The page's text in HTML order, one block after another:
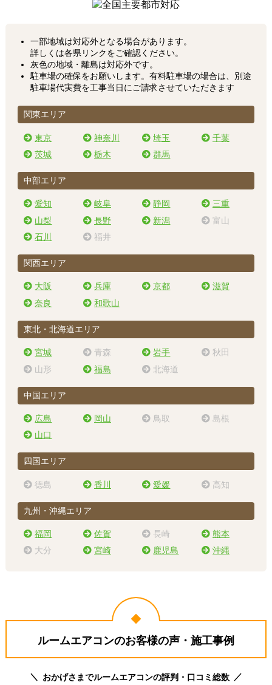
一部地域は対応外となる場合があります。
詳しくは各県リンクをご確認ください。
灰色の地域・離島は対応外です。
駐車場の確保をお願いします。有料駐車場の場合は、別途
駐車場代実費を工事当日にご請求させていただきます
関東エリア
東京 神奈川 埼玉
千葉
茨城
栃木 群馬
中部エリア
愛知 岐阜 静岡
三重
山梨
長野 新潟
富山
石川
福井
関西エリア
大阪 兵庫 京都
滋賀
奈良
和歌山
東北・北海道エリア
宮城 青森 岩手
秋田
山形
福島 北海道
中国エリア
広島 岡山 鳥取
島根
山口
四国エリア
徳島 香川 愛媛 高知
九州・沖縄エリア
福岡 佐賀 長崎
熊本
大分
宮崎 鹿児島 沖縄
ルームエアコンのお客様の声・施工事例
おかげさまでルームエアコンの評判・口コミ総数